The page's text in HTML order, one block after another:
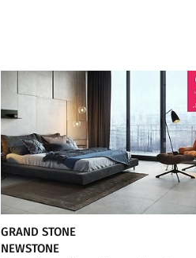
GRAND STONE
NEWSTONE